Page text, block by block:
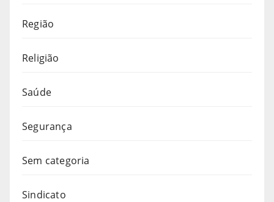
Região
Religião
Saúde
Segurança
Sem categoria
Sindicato